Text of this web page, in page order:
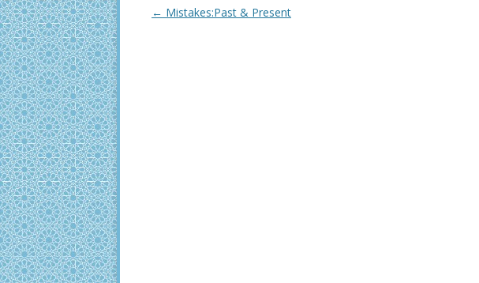
Post
← Mistakes:Past & Present